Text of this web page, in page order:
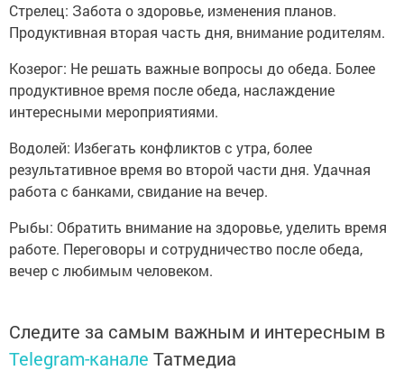
Стрелец: Забота о здоровье, изменения планов.
Продуктивная вторая часть дня, внимание родителям.
Козерог: Не решать важные вопросы до обеда. Более
продуктивное время после обеда, наслаждение
интересными мероприятиями.
Водолей: Избегать конфликтов с утра, более
результативное время во второй части дня. Удачная
работа с банками, свидание на вечер.
Рыбы: Обратить внимание на здоровье, уделить время
работе. Переговоры и сотрудничество после обеда,
вечер с любимым человеком.
Следите за самым важным и интересным в
Telegram-канале Татмедиа